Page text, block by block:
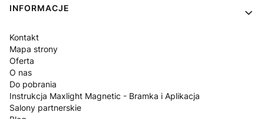
INFORMACJE
Kontakt
Mapa strony
Oferta
O nas
Do pobrania
Instrukcja Maxlight Magnetic - Bramka i Aplikacja
Salony partnerskie